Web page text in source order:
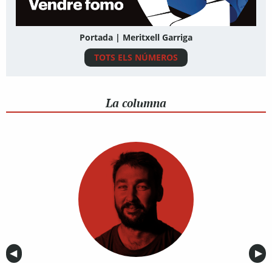
Portada | Meritxell Garriga
TOTS ELS NÚMEROS
La columna
Anterior
◀︎ ▶︎